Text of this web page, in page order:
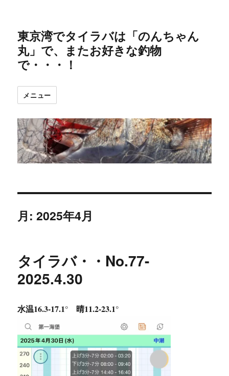
東京湾でタイラバは「のんちゃん
丸」で、またお好きな釣物
で・・・！
メニュー
月:2025年4月
タイラバ・・No.77-
2025.4.30
水温16.3-17.1° 晴11.2-23.1°